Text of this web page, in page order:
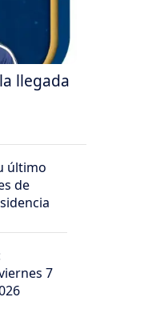
llegada
último
de
7